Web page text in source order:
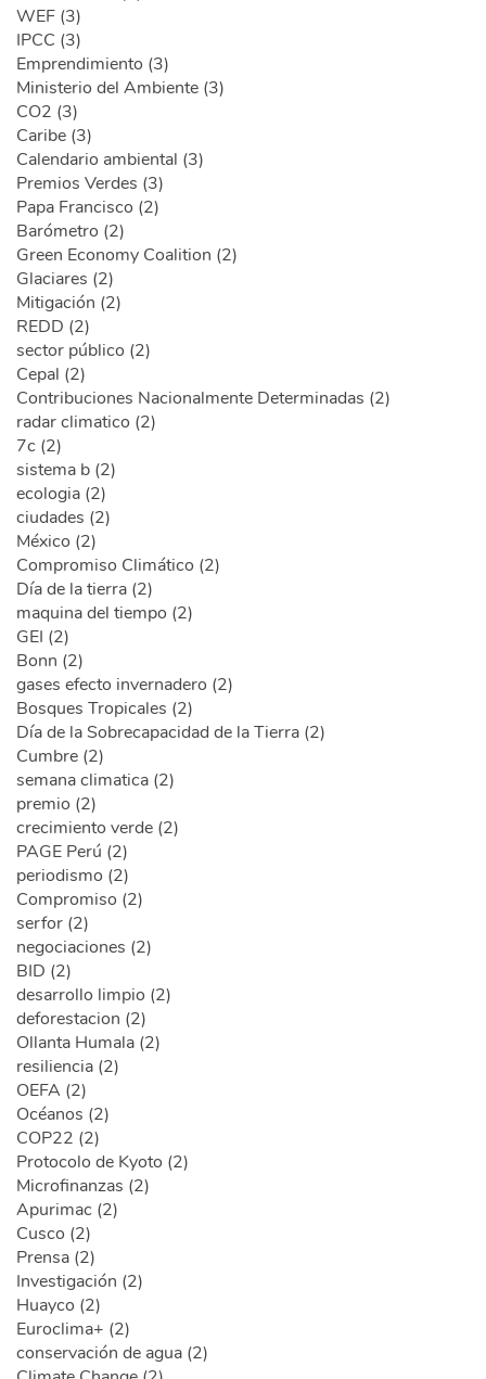
WEF (3)
IPCC (3)
Emprendimiento (3)
Ministerio del Ambiente (3)
CO2 (3)
Caribe (3)
Calendario ambiental (3)
Premios Verdes (3)
Papa Francisco (2)
Barómetro (2)
Green Economy Coalition (2)
Glaciares (2)
Mitigación (2)
REDD (2)
sector público (2)
Cepal (2)
Contribuciones Nacionalmente Determinadas (2)
radar climatico (2)
7c (2)
sistema b (2)
ecologia (2)
ciudades (2)
México (2)
Compromiso Climático (2)
Día de la tierra (2)
maquina del tiempo (2)
GEI (2)
Bonn (2)
gases efecto invernadero (2)
Bosques Tropicales (2)
Día de la Sobrecapacidad de la Tierra (2)
Cumbre (2)
semana climatica (2)
premio (2)
crecimiento verde (2)
PAGE Perú (2)
periodismo (2)
Compromiso (2)
serfor (2)
negociaciones (2)
BID (2)
desarrollo limpio (2)
deforestacion (2)
Ollanta Humala (2)
resiliencia (2)
OEFA (2)
Océanos (2)
COP22 (2)
Protocolo de Kyoto (2)
Microfinanzas (2)
Apurimac (2)
Cusco (2)
Prensa (2)
Investigación (2)
Huayco (2)
Euroclima+ (2)
conservación de agua (2)